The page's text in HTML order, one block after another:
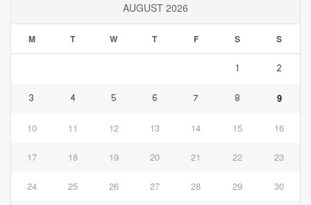
AUGUST 2026
M T W T F S S
1 2
3 4 5 6 7 8 9
10 11 12 13 14 15 16
17 18 19 20 21 22 23
24 25 26 27 28 29 30